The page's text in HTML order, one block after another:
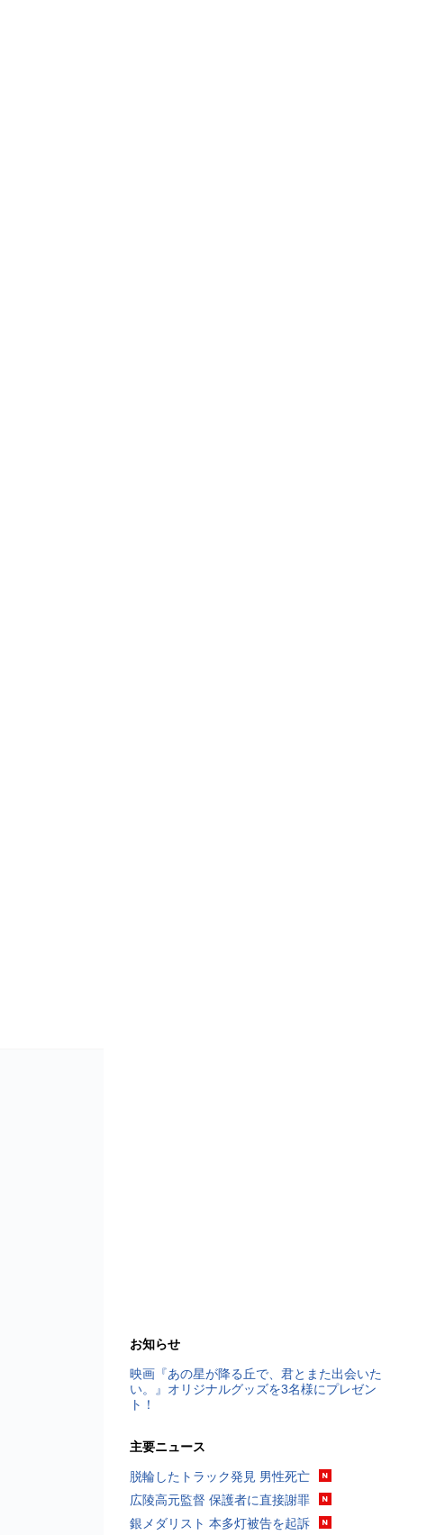
お知らせ
映画『あの星が降る丘で、君とまた出会いた
い。』オリジナルグッズを3名様にプレゼン
ト！
主要ニュース
脱輪したトラック発見 男性死亡
広陵高元監督 保護者に直接謝罪
銀メダリスト 本多灯被告を起訴